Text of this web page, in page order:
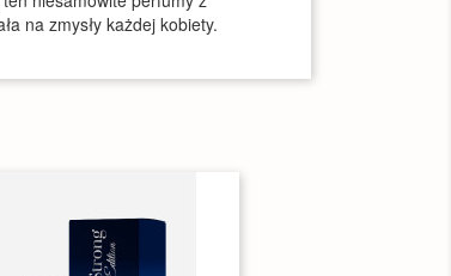
na zmysły każdej kobiety.